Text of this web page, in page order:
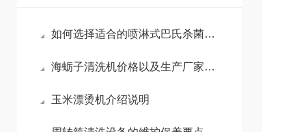
如何选择适合的喷淋式巴氏杀菌机？
海蛎子清洗机价格以及生产厂家有哪些
玉米漂烫机介绍说明